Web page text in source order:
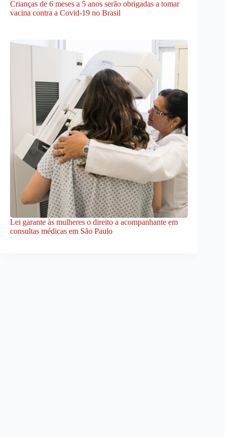
Crianças de 6 meses a 5 anos serão obrigadas a tomar
vacina contra a Covid-19 no Brasil
Lei garante às mulheres o direito a acompanhante em
consultas médicas em São Paulo